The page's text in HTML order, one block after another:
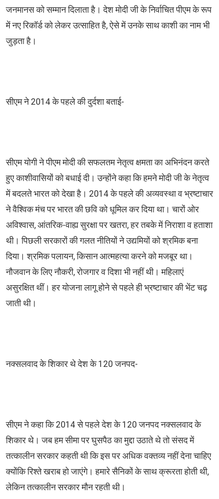
जनमानस को सम्मान दिलाता है। देश मोदी जी के निर्वाचित पीएम के रूप
में नए रिकॉर्ड को लेकर उत्साहित है, ऐसे में उनके साथ काशी का नाम भी
जुड़ता है।
सीएम ने 2014 के पहले की दुर्दशा बताई-
सीएम योगी ने पीएम मोदी की सफलतम नेतृत्व क्षमता का अभिनंदन करते
हुए काशीवासियों को बधाई दी। उन्होंने कहा कि हमने मोदी जी के नेतृत्व
में बदलते भारत को देखा है। 2014 के पहले की अव्यवस्था व भ्रष्टाचार
ने वैश्विक मंच पर भारत की छवि को धूमिल कर दिया था। चारों ओर
अविश्वास, आंतरिक-वाह्य सुरक्षा पर खतरा, हर तबके में निराशा व हताशा
थी। पिछली सरकारों की गलत नीतियों ने उद्यमियों को श्रमिक बना
दिया। श्रमिक पलायन, किसान आत्महत्या करने को मजबूर था।
नौजवान के लिए नौकरी, रोजगार व दिशा भी नहीं थी। महिलाएं
असुरक्षित थीं। हर योजना लागू होने से पहले ही भ्रष्टाचार की भेंट चढ़
जाती थी।
नक्सलवाद के शिकार थे देश के 120 जनपद-
सीएम ने कहा कि 2014 से पहले देश के 120 जनपद नक्सलवाद के
शिकार थे। जब हम सीमा पर घुसपैठ का मुद्दा उठाते थे तो संसद में
तत्कालीन सरकार कहती थी कि इस पर अधिक वक्तव्य नहीं देना चाहिए
क्योंकि रिश्ते खराब हो जाएंगे। हमारे सैनिकों के साथ क्रूरता होती थी,
लेकिन तत्कालीन सरकार मौन रहती थी।